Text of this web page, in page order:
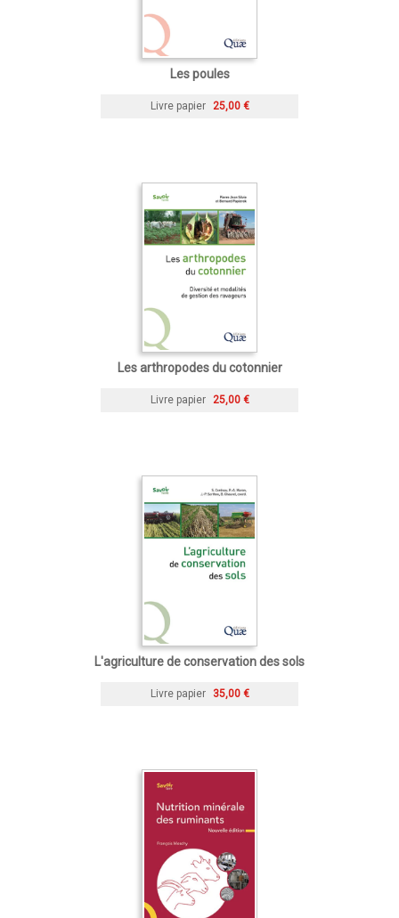
Les poules
Livre papier 25,00 €
Les arthropodes du cotonnier
Livre papier 25,00 €
L'agriculture de conservation des sols
Livre papier 35,00 €